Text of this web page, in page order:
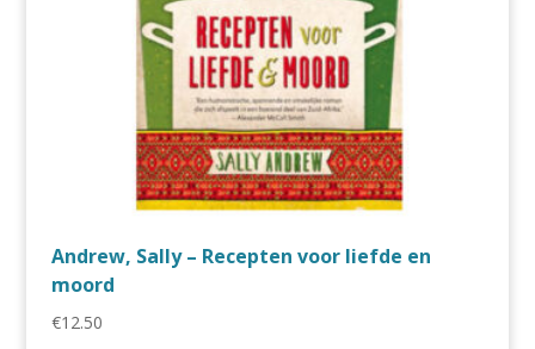
Andrew, Sally – Recepten voor liefde en
moord
€12.50